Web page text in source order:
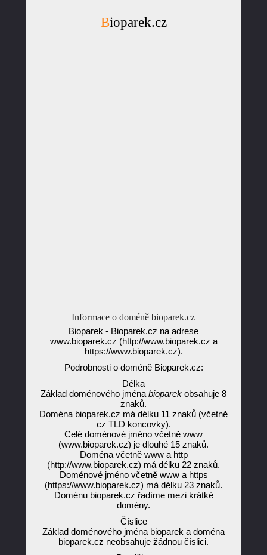
Bioparek.cz
Informace o doméně bioparek.cz
Bioparek - Bioparek.cz na adrese
www.bioparek.cz (http://www.bioparek.cz a
https://www.bioparek.cz).
Podrobnosti o doméně Bioparek.cz:
Délka
Základ doménového jména bioparek obsahuje 8
znaků.
Doména bioparek.cz má délku 11 znaků (včetně
cz TLD koncovky).
Celé doménové jméno včetně www
(www.bioparek.cz) je dlouhé 15 znaků.
Doména včetně www a http
(http://www.bioparek.cz) má délku 22 znaků.
Doménové jméno včetně www a https
(https://www.bioparek.cz) má délku 23 znaků.
Doménu bioparek.cz řadíme mezi krátké
domény.
Číslice
Základ doménového jména bioparek a doména
bioparek.cz neobsahuje žádnou číslici.